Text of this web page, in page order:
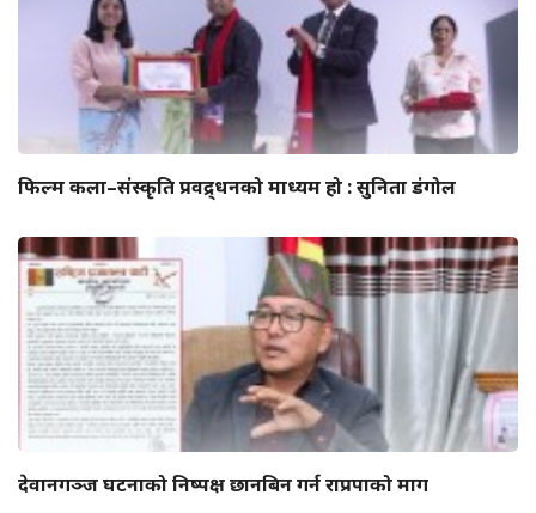
फिल्म कला–संस्कृति प्रवद्र्धनको माध्यम हो : सुनिता डंगोल
देवानगञ्ज घटनाको निष्पक्ष छानबिन गर्न राप्रपाको माग